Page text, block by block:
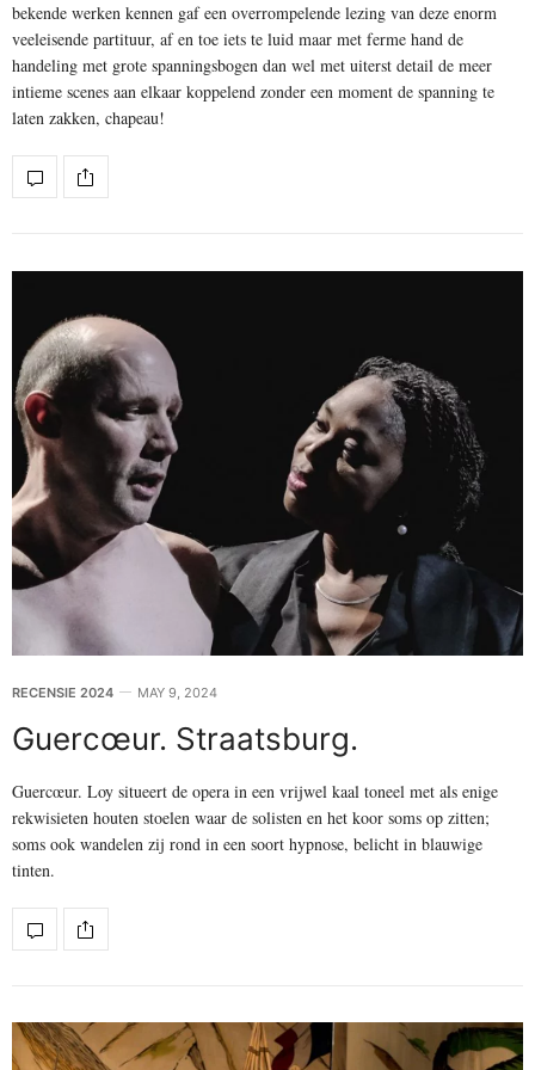
bekende werken kennen gaf een overrompelende lezing van deze enorm
veeleisende partituur, af en toe iets te luid maar met ferme hand de
handeling met grote spanningsbogen dan wel met uiterst detail de meer
intieme scenes aan elkaar koppelend zonder een moment de spanning te
laten zakken, chapeau!
RECENSIE 2024 MAY 9, 2024
Guercœur. Straatsburg.
Guercœur. Loy situeert de opera in een vrijwel kaal toneel met als enige
rekwisieten houten stoelen waar de solisten en het koor soms op zitten;
soms ook wandelen zij rond in een soort hypnose, belicht in blauwige
tinten.